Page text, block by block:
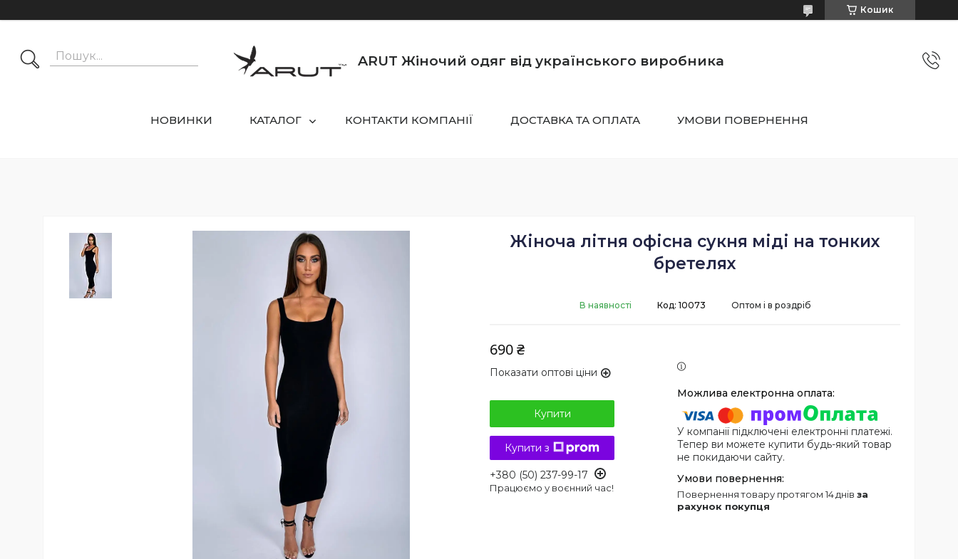
Кошик
ARUT Жіночий одяг від українського виробника
НОВИНКИ КАТАЛОГ КОНТАКТИ КОМПАНІЇ ДОСТАВКА ТА ОПЛАТА УМОВИ ПОВЕРНЕННЯ
Жіноча літня офісна сукня міді на тонких
бретелях
В наявності Оптом і в роздріб
Код: 10073
690 ₴
Показати оптові ціни
Купити
Купити з
+380 (50) 237-99-17
Працюємо у воєнний час!
У компанії підключені електронні платежі.
Тепер ви можете купити будь-який товар
не покидаючи сайту.
повернення товару протягом 14 днів за
рахунок покупця